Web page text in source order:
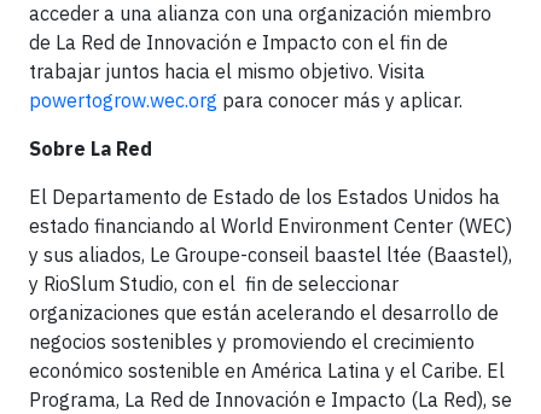
acceder a una alianza con una organización miembro
de La Red de Innovación e Impacto con el fin de
trabajar juntos hacia el mismo objetivo. Visita
powertogrow.wec.org para conocer más y aplicar.
Sobre La Red
El Departamento de Estado de los Estados Unidos ha
estado financiando al World Environment Center (WEC)
y sus aliados, Le Groupe-conseil baastel ltée (Baastel),
y RioSlum Studio, con el fin de seleccionar
organizaciones que están acelerando el desarrollo de
negocios sostenibles y promoviendo el crecimiento
económico sostenible en América Latina y el Caribe. El
Programa, La Red de Innovación e Impacto (La Red), se